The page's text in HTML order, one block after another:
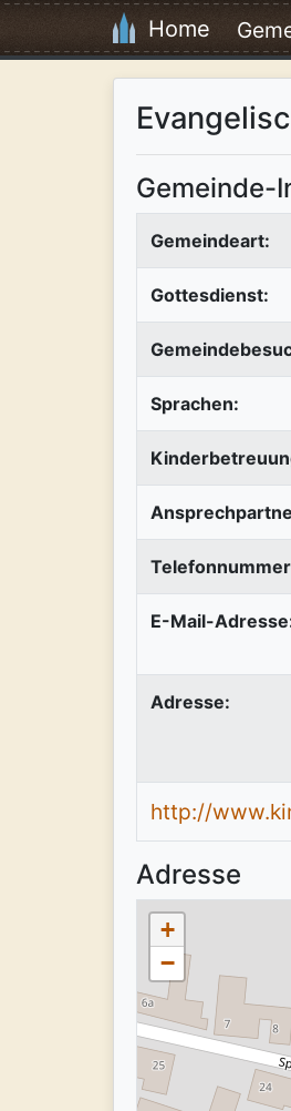
Home
Gemeinde-
Gemeindeart:
Gottesdienst:
Sprachen:
E-Mail-
Adresse:
http://
Adresse
+
−